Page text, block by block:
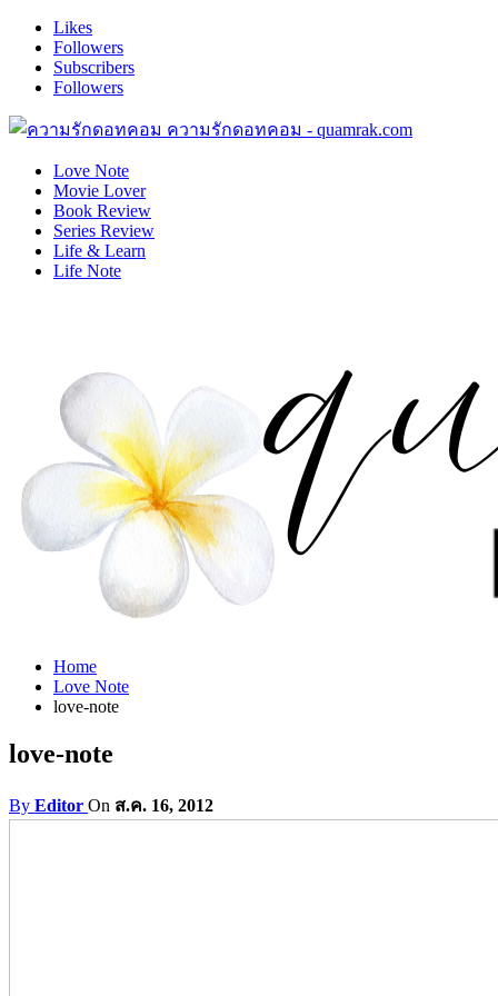
Likes
Followers
Subscribers
Followers
ความรักดอทคอม - quamrak.com
Love Note
Movie Lover
Book Review
Series Review
Life & Learn
Life Note
Home
Love Note
love-note
love-note
By Editor On ส.ค. 16, 2012